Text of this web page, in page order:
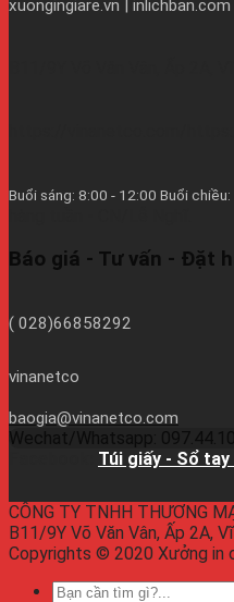
xuongingiare.vn | inlichban.com
https://vinanetco.com/
Buổi sáng: 8:00 - 12:00 Buổi
Báo giá - Tư vấn - Đặt
( 028)66858292
vinanetco
baogia@vinanetco.com
Wechat/Whatsapp:
Túi giấy - Sổ
CÔNG TY TNHH THƯƠNG
B11/9Y Võ Văn Vân, Ấp 2A,
Copyrights © 2020 Xưởng in